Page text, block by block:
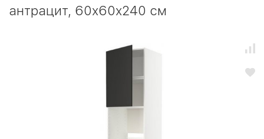
антрацит, 60x60x240 см